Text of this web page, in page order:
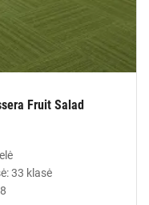
Fruit Salad
33 klasė